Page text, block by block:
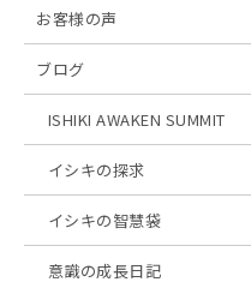
お客様の声
ブログ
ISHIKI AWAKEN SUMMIT
イシキの探求
イシキの智慧袋
意識の成長日記